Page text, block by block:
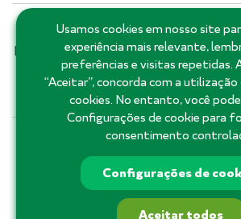
Matriz: Salvador - Bahia - Brasil |
Distrito Federal, Goiás, Minas Gerais,
Rio de Janeiro, Rio Grande do
Catarina, São Paulo e
Usamos cookies em nosso site
experiência mais relevante,
preferências e visitas repetidas.
“Aceitar”, concorda com a
cookies. No entanto, você
Configurações de cookie para
consentimento
Configurações de
Aceitar todos